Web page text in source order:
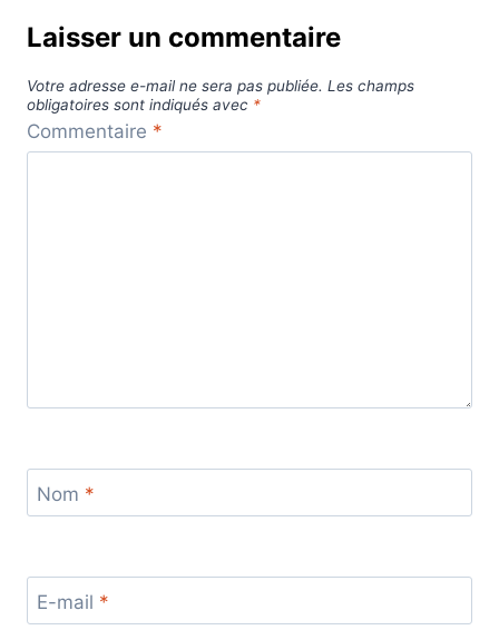
Laisser un commentaire
Votre adresse e-mail ne sera pas publiée. Les champs
obligatoires sont indiqués avec *
Commentaire *
Nom *
E-mail *